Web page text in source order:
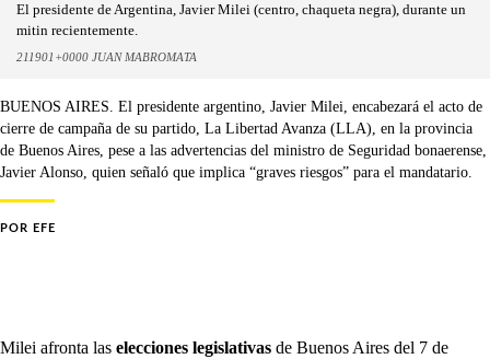
El presidente de Argentina, Javier Milei (centro, chaqueta negra), durante un
mitin recientemente.
211901+0000 JUAN MABROMATA
BUENOS AIRES. El presidente argentino, Javier Milei, encabezará el acto de
cierre de campaña de su partido, La Libertad Avanza (LLA), en la provincia
de Buenos Aires, pese a las advertencias del ministro de Seguridad bonaerense,
Javier Alonso, quien señaló que implica “graves riesgos” para el mandatario.
POR EFE
Milei afronta las elecciones legislativas de Buenos Aires del 7 de